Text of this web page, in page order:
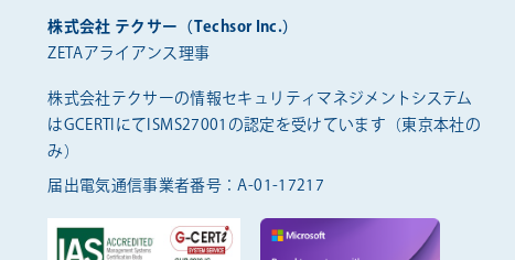
株式会社 テクサー（Techsor Inc.）
ZETAアライアンス理事
株式会社テクサーの情報セキュリティマネジメントシステム
はGCERTIにてISMS27001の認定を受けています（東京本社の
み）
届出電気通信事業者番号：A-01-17217